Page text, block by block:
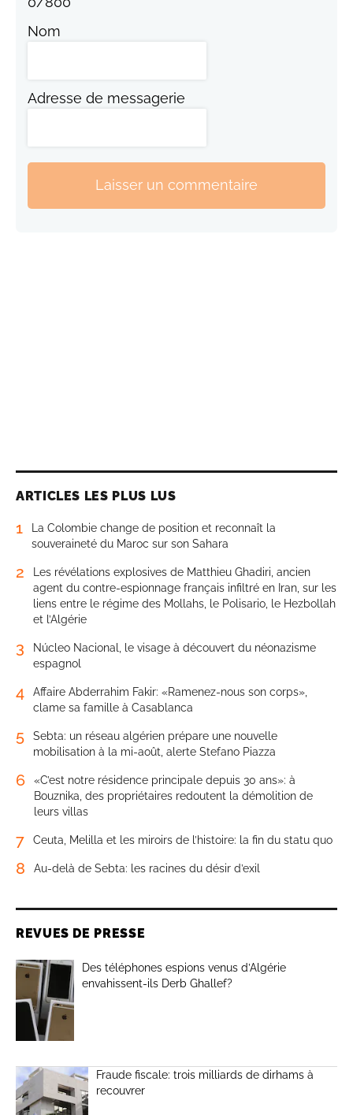
Nom
Adresse de messagerie
Laisser un commentaire
ARTICLES LES PLUS LUS
1
La Colombie change de position et reconnaît la
souveraineté du Maroc sur son Sahara
2
Les révélations explosives de Matthieu Ghadiri, ancien
agent du contre-espionnage français infiltré en Iran, sur les
liens entre le régime des Mollahs, le Polisario, le Hezbollah
et l’Algérie
3
Núcleo Nacional, le visage à découvert du néonazisme
espagnol
4
Affaire Abderrahim Fakir: «Ramenez-nous son corps»,
clame sa famille à Casablanca
5
Sebta: un réseau algérien prépare une nouvelle
mobilisation à la mi-août, alerte Stefano Piazza
6
«C’est notre résidence principale depuis 30 ans»: à
Bouznika, des propriétaires redoutent la démolition de
leurs villas
7 Ceuta, Melilla et les miroirs de l’histoire: la fin du statu quo
8 Au-delà de Sebta: les racines du désir d’exil
REVUES DE PRESSE
Des téléphones espions venus d’Algérie
envahissent-ils Derb Ghallef?
Fraude fiscale: trois milliards de dirhams à
recouvrer